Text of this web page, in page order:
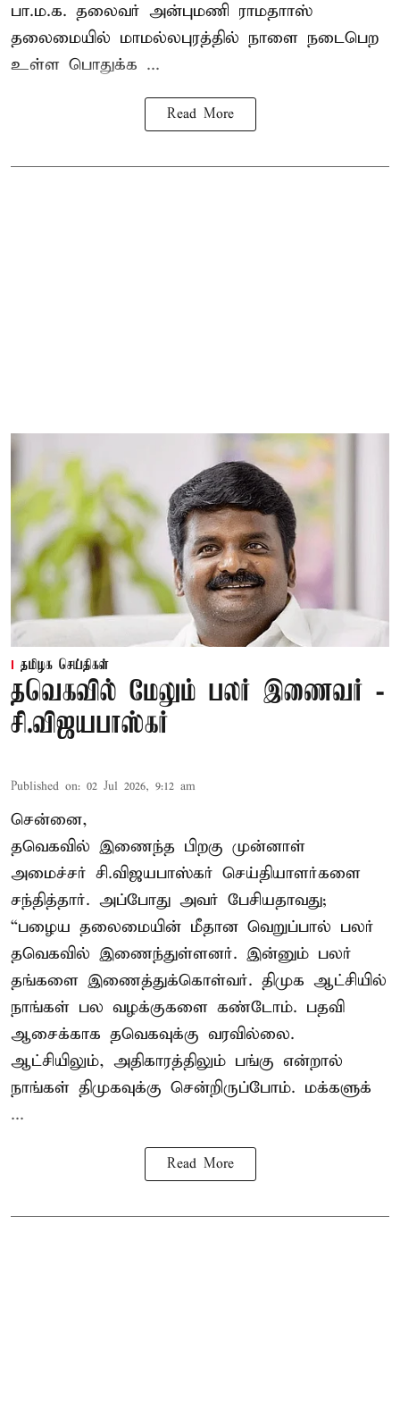
பா.ம.க. தலைவர் அன்புமணி ராமதாாஸ்
தலைமையில் மாமல்லபுரத்தில் நாளை நடைபெற
உள்ள பொதுக்க ...
Read More
தமிழக செய்திகள்
தவெகவில் மேலும் பலர் இணைவர் -
சி.விஜயபாஸ்கர்
Published on: 02 Jul 2026, 9:12 am
சென்னை,
தவெகவில் இணைந்த பிறகு முன்னாள்
அமைச்சர் சி.விஜயபாஸ்கர் செய்தியாளர்களை
சந்தித்தார். அப்போது அவர் பேசியதாவது;
“பழைய தலைமையின் மீதான வெறுப்பால் பலர்
தவெகவில் இணைந்துள்ளனர். இன்னும் பலர்
தங்களை இணைத்துக்கொள்வர். திமுக ஆட்சியில்
நாங்கள் பல வழக்குகளை கண்டோம். பதவி
ஆசைக்காக தவெகவுக்கு வரவில்லை.
ஆட்சியிலும், அதிகாரத்திலும் பங்கு என்றால்
நாங்கள் திமுகவுக்கு சென்றிருப்போம். மக்களுக்
...
Read More